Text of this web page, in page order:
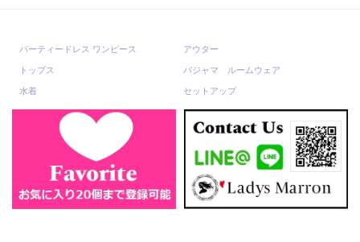
パーティードレス ワンピース アウター
トップス パジャマ ルームウェア
水着 セットアップ